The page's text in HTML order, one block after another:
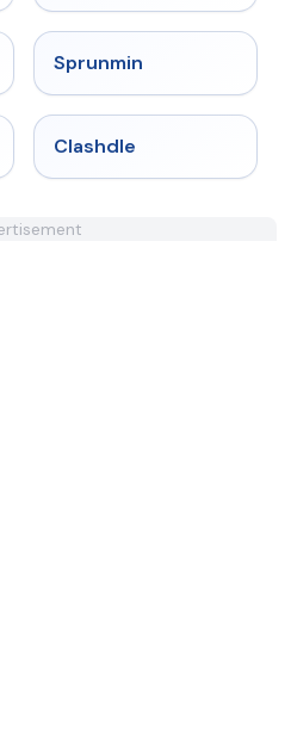
Sprunmin
Clashdle